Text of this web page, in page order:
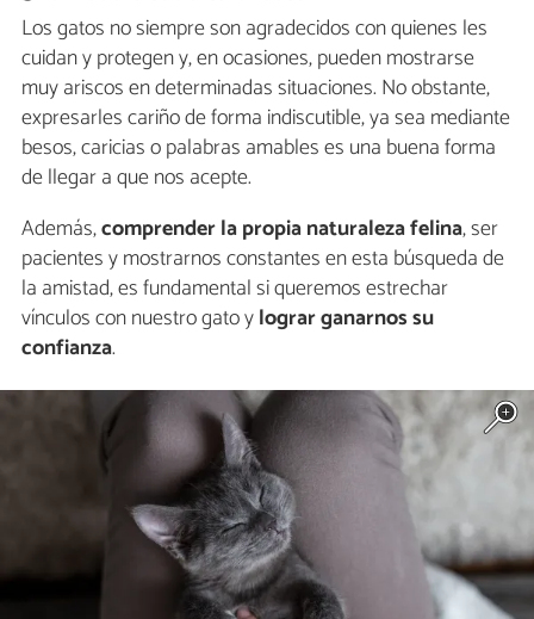
Los gatos no siempre son agradecidos con quienes les
cuidan y protegen y, en ocasiones, pueden mostrarse
muy ariscos en determinadas situaciones. No obstante,
expresarles cariño de forma indiscutible, ya sea mediante
besos, caricias o palabras amables es una buena forma
de llegar a que nos acepte.
Además,comprender la propia naturaleza felina, ser
pacientes y mostrarnos constantes en esta búsqueda de
la amistad, es fundamental si queremos estrechar
vínculos con nuestro gato ylograr ganarnos su
confianza.